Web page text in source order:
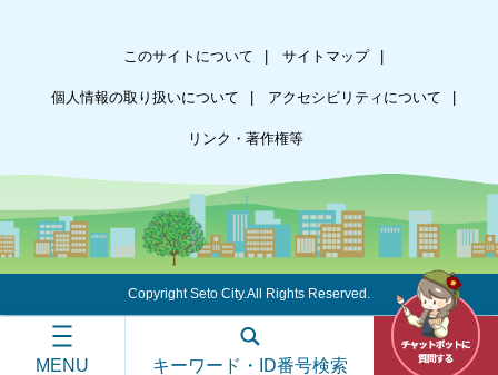
MENU キーワード・ID番号検索
このサイトについて サイトマップ
個人情報の取り扱いについて アクセシビリティについて
リンク・著作権等
Copyright Seto City.All Rights Reserved.